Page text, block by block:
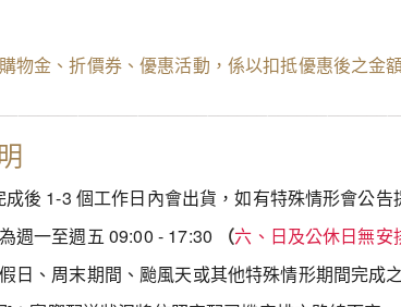
物金、折價券、優惠活動，係以扣抵優惠後之金
後 1-3 個工作日內會出貨，如有特殊情形會公告
週一至週五 09:00 - 17:30
（六、日及公休日無安
日、周末期間、颱風天或其他特殊情形期間完成